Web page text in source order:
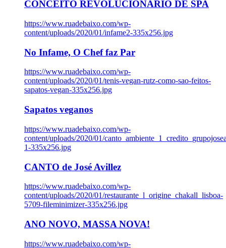
CONCEITO REVOLUCIONÁRIO DE SPA
https://www.ruadebaixo.com/wp-
content/uploads/2020/01/infame2-335x256.jpg
No Infame, O Chef faz Par
https://www.ruadebaixo.com/wp-
content/uploads/2020/01/tenis-vegan-rutz-como-sao-feitos-
sapatos-vegan-335x256.jpg
Sapatos veganos
https://www.ruadebaixo.com/wp-
content/uploads/2020/01/
1-335x256.jpg
CANTO de José Avillez
https://www.ruadebaixo.com/wp-
content/uploads/2020/01/restaurante_l_origine_chakall_lisboa-
5709-fileminimizer-335x256.jpg
ANO NOVO, MASSA NOVA!
https://www.ruadebaixo.com/wp-